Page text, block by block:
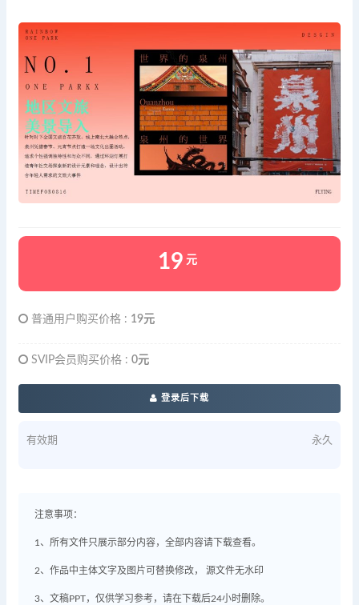
19 元
普通用户购买价格 : 19元
SVIP会员购买价格 : 0元
登录后下载
有效期 永久
注意事项：
1、所有文件只展示部分内容，全部内容请下载查看。
2、作品中主体文字及图片可替换修改， 源文件无水印
3、文稿PPT，仅供学习参考，请在下载后24小时删除。